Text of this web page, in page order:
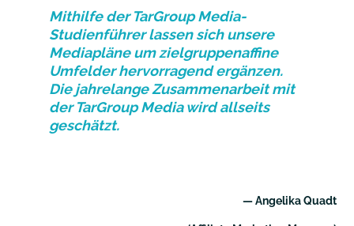
Mithilfe der TarGroup Media-
Studienführer lassen sich unsere
Mediapläne um zielgruppenaffine
Umfelder hervorragend ergänzen.
Die jahrelange Zusammenarbeit mit
der TarGroup Media wird allseits
geschätzt.
— Angelika Quadt